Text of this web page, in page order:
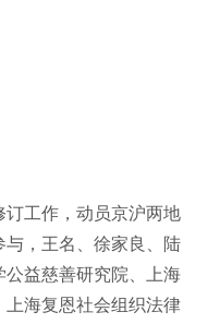
订工作，动员京沪两地
与，王名、徐家良、陆
益慈善研究院、上海
海复恩社会组织法律